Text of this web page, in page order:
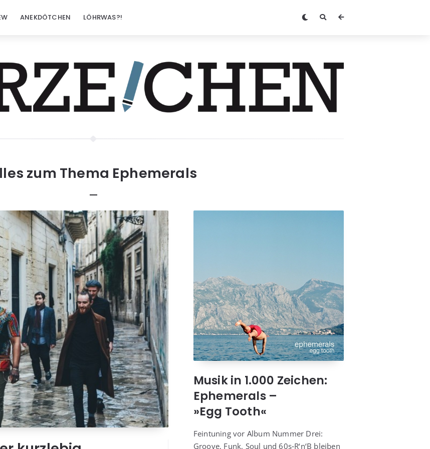
ANEKDÖTCHEN LÖHRWAS?!
zum Thema Ephemerals
Musik in 1.000 Zeichen:
Ephemerals –
»Egg Tooth«
Fein­tu­ning vor Album Num­mer Drei:
Groo­ve, Funk, Soul und 60s‑R‘n‘B blei­ben